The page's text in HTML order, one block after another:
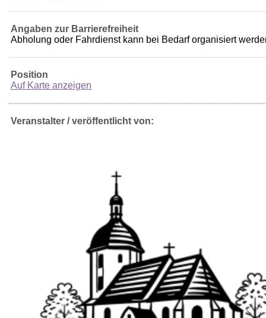
Angaben zur Barrierefreiheit
Abholung oder Fahrdienst kann bei Bedarf organisiert
Position
Auf Karte anzeigen
Veranstalter / veröffentlicht von: